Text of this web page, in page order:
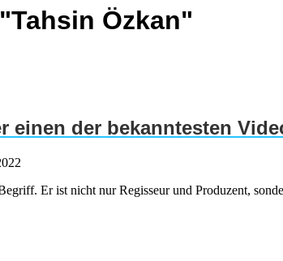
Özkan"
einen der bekanntesten
Er ist nicht nur Regisseur und Produzent,